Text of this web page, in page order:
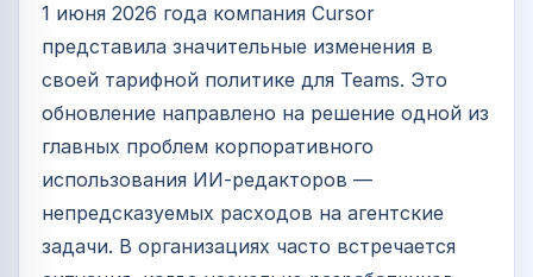
1 июня 2026 года компания Cursor
представила значительные изменения в
своей тарифной политике для Teams. Это
обновление направлено на решение одной из
главных проблем корпоративного
использования ИИ-редакторов —
непредсказуемых расходов на агентские
задачи. В организациях часто встречается